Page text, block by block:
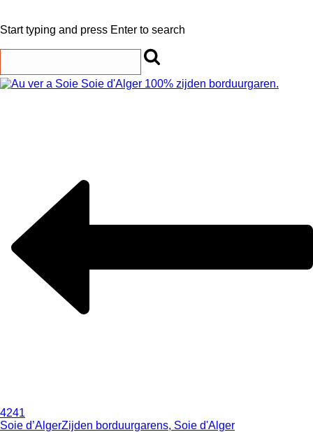
Start typing and press Enter to search
4241
Soie d’AlgerZijden borduurgarens, Soie d'Alger